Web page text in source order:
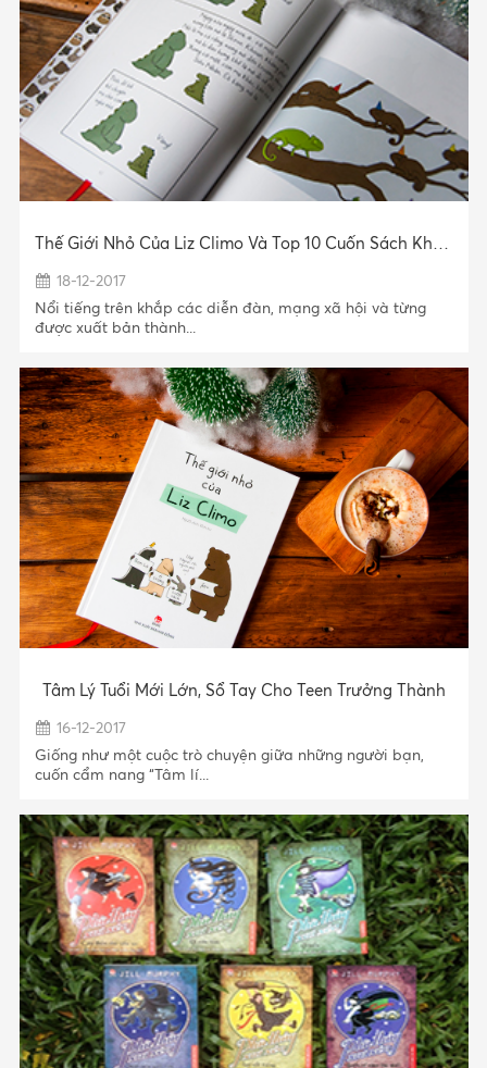
Thế Giới Nhỏ Của Liz Climo Và Top 10 Cuốn Sách Không Thể Thiếu Trên Giá Sách Của Bạn
18-12-2017
Nổi tiếng trên khắp các diễn đàn, mạng xã hội và từng
được xuất bản thành...
Tâm Lý Tuổi Mới Lớn, Sổ Tay Cho Teen Trưởng Thành
16-12-2017
Giống như một cuộc trò chuyện giữa những người bạn,
cuốn cẩm nang “Tâm lí...